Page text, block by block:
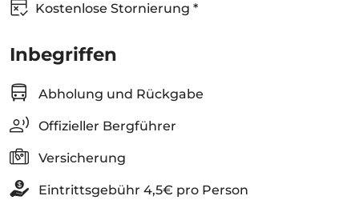
Kostenlose Stornierung *
Inbegriffen
Abholung und Rückgabe
Offizieller Bergführer
Versicherung
Eintrittsgebühr 4,5€ pro Person